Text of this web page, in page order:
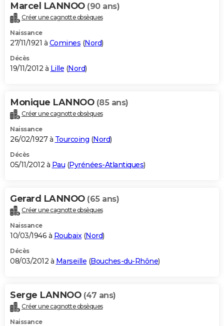
Marcel LANNOO (90 ans)
Créer une cagnotte obsèques
Naissance
27/11/1921 à Comines (Nord)
Décès
19/11/2012 à Lille (Nord)
Monique LANNOO (85 ans)
Créer une cagnotte obsèques
Naissance
26/02/1927 à Tourcoing (Nord)
Décès
05/11/2012 à Pau (Pyrénées-Atlantiques)
Gerard LANNOO (65 ans)
Créer une cagnotte obsèques
Naissance
10/03/1946 à Roubaix(Nord)
Décès
08/03/2012 à Marseille (Bouches-du-Rhône)
Serge LANNOO (47 ans)
Créer une cagnotte obsèques
Naissance